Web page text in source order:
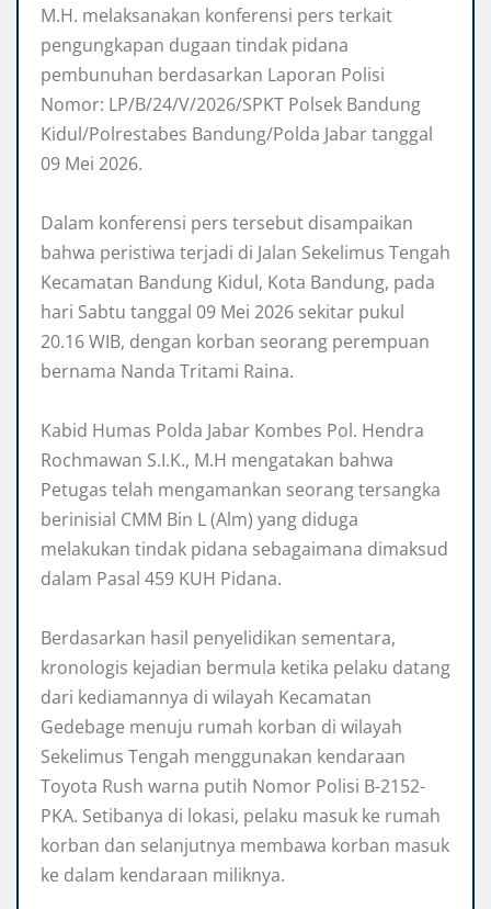
M.H. melaksanakan konferensi pers terkait
pengungkapan dugaan tindak pidana
pembunuhan berdasarkan Laporan Polisi
Nomor: LP/B/24/V/2026/SPKT Polsek Bandung
Kidul/Polrestabes Bandung/Polda Jabar tanggal
09 Mei 2026.
‎Dalam konferensi pers tersebut disampaikan
bahwa peristiwa terjadi di Jalan Sekelimus Tengah
Kecamatan Bandung Kidul, Kota Bandung, pada
hari Sabtu tanggal 09 Mei 2026 sekitar pukul
20.16 WIB, dengan korban seorang perempuan
bernama Nanda Tritami Raina.
Kabid Humas Polda Jabar Kombes Pol. Hendra
Rochmawan S.I.K., ‎M.H mengatakan bahwa
Petugas telah mengamankan seorang tersangka
berinisial CMM Bin L (Alm) yang diduga
melakukan tindak pidana sebagaimana dimaksud
dalam Pasal 459 KUH Pidana.
‎Berdasarkan hasil penyelidikan sementara,
kronologis kejadian bermula ketika pelaku datang
dari kediamannya di wilayah Kecamatan
Gedebage menuju rumah korban di wilayah
Sekelimus Tengah menggunakan kendaraan
Toyota Rush warna putih Nomor Polisi B-2152-
PKA. Setibanya di lokasi, pelaku masuk ke rumah
korban dan selanjutnya membawa korban masuk
ke dalam kendaraan miliknya.